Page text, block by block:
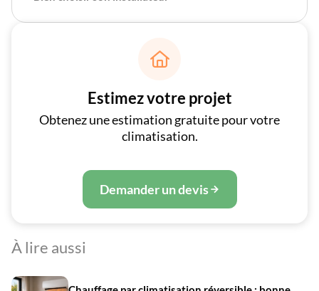

Estimez votre projet
Obtenez une estimation gratuite pour votre
climatisation.
Demander un devis
À lire aussi